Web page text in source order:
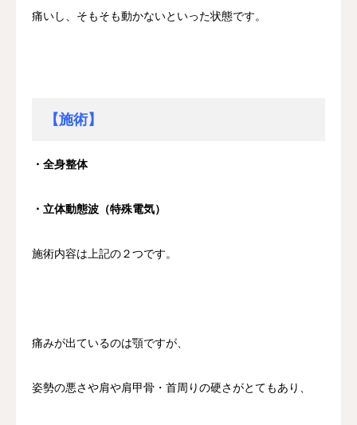
痛いし、そもそも動かないといった状態です。
【施術】
・全身整体
・立体動態波（特殊電気）
施術内容は上記の２つです。
痛みが出ているのは顎ですが、
姿勢の悪さや肩や肩甲骨・首周りの硬さがとてもあり、